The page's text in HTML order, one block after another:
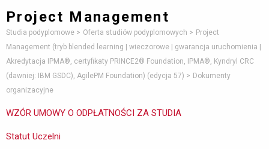
Project Management
Studia podyplomowe Oferta studiów podyplomowych
Project
Management (tryb blended learning | wieczorowe | gwarancja uruchomienia |
Akredytacja IPMA®, certyfikaty PRINCE2® Foundation, IPMA®, Kyndryl CRC
(dawniej: IBM GSDC), AgilePM Foundation) (edycja 57)
Dokumenty
organizacyjne
WZÓR UMOWY O ODPŁATNOŚCI ZA STUDIA
Statut Uczelni